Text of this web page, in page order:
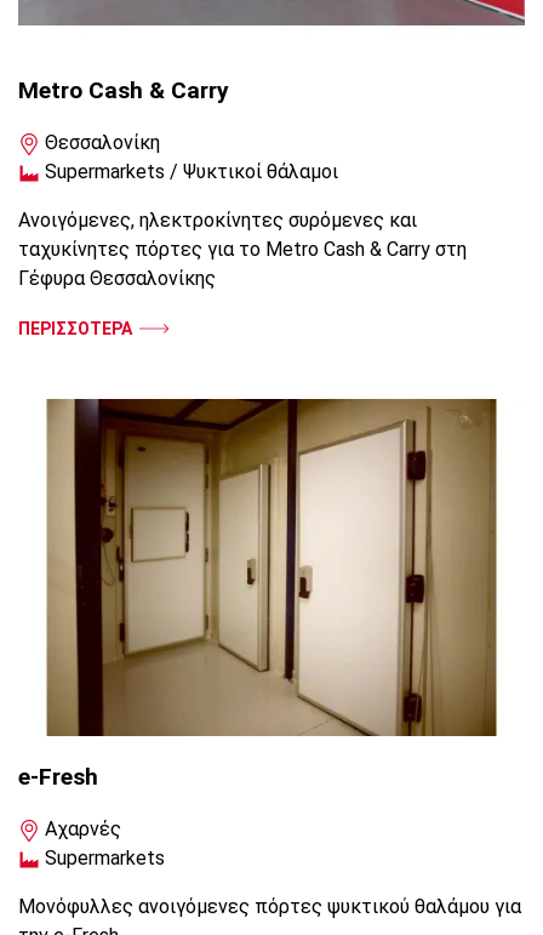
Metro Cash & Carry
Θεσσαλονίκη
Supermarkets / Ψυκτικοί θάλαμοι
Ανοιγόμενες, ηλεκτροκίνητες συρόμενες και
ταχυκίνητες πόρτες για το Metro Cash & Carry στη
Γέφυρα Θεσσαλονίκης
ΠΕΡΙΣΣΟΤΕΡΑ
e-Fresh
Αχαρνές
Supermarkets
Μονόφυλλες ανοιγόμενες πόρτες ψυκτικού θαλάμου για